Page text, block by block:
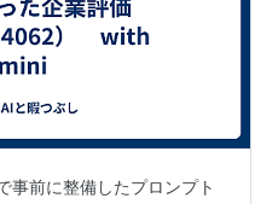
事前に整備したプロンプト